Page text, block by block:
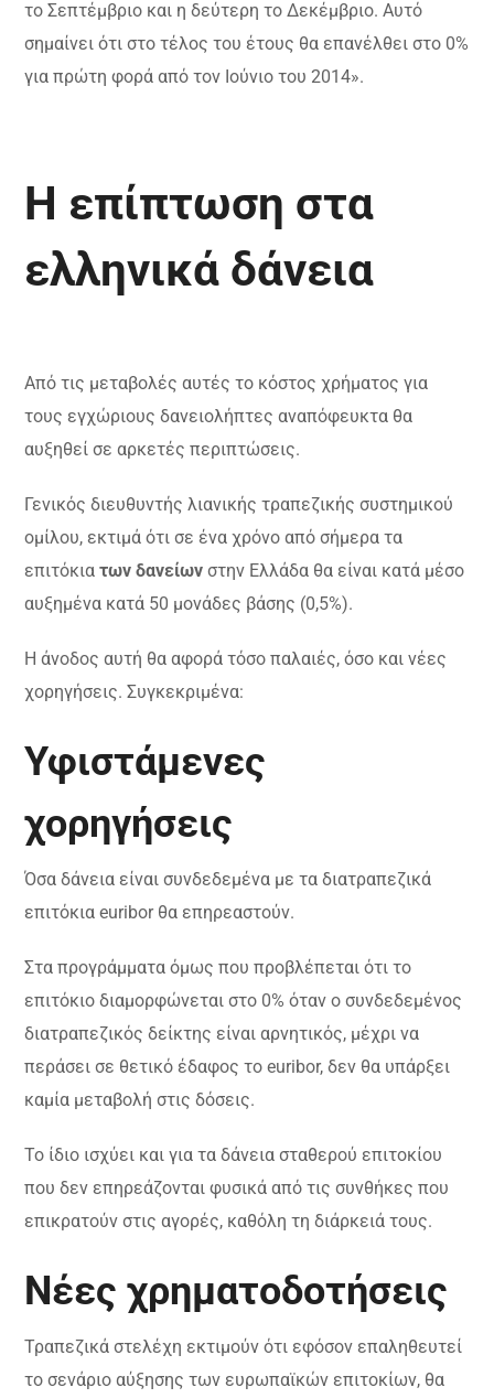
το Σεπτέμβριο και η δεύτερη το Δεκέμβριο. Αυτό
σημαίνει ότι στο τέλος του έτους θα επανέλθει στο 0%
για πρώτη φορά από τον Ιούνιο του 2014».
Η επίπτωση στα
ελληνικά δάνεια
Από τις μεταβολές αυτές το κόστος χρήματος για
τους εγχώριους δανειολήπτες αναπόφευκτα θα
αυξηθεί σε αρκετές περιπτώσεις.
Γενικός διευθυντής λιανικής τραπεζικής συστημικού
ομίλου, εκτιμά ότι σε ένα χρόνο από σήμερα τα
επιτόκια των δανείων στην Ελλάδα θα είναι κατά μέσο
αυξημένα κατά 50 μονάδες βάσης (0,5%).
Η άνοδος αυτή θα αφορά τόσο παλαιές, όσο και νέες
χορηγήσεις. Συγκεκριμένα:
Υφιστάμενες
χορηγήσεις
Όσα δάνεια είναι συνδεδεμένα με τα διατραπεζικά
επιτόκια euribor θα επηρεαστούν.
Στα προγράμματα όμως που προβλέπεται ότι το
επιτόκιο διαμορφώνεται στο 0% όταν ο συνδεδεμένος
διατραπεζικός δείκτης είναι αρνητικός, μέχρι να
περάσει σε θετικό έδαφος το euribor, δεν θα υπάρξει
καμία μεταβολή στις δόσεις.
Το ίδιο ισχύει και για τα δάνεια σταθερού επιτοκίου
που δεν επηρεάζονται φυσικά από τις συνθήκες που
επικρατούν στις αγορές, καθόλη τη διάρκειά τους.
Νέες χρηματοδοτήσεις
Τραπεζικά στελέχη εκτιμούν ότι εφόσον επαληθευτεί
το σενάριο αύξησης των ευρωπαϊκών επιτοκίων, θα